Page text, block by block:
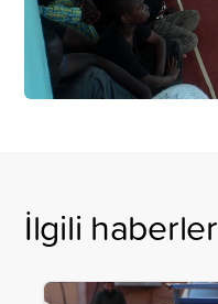
İlgili haberler